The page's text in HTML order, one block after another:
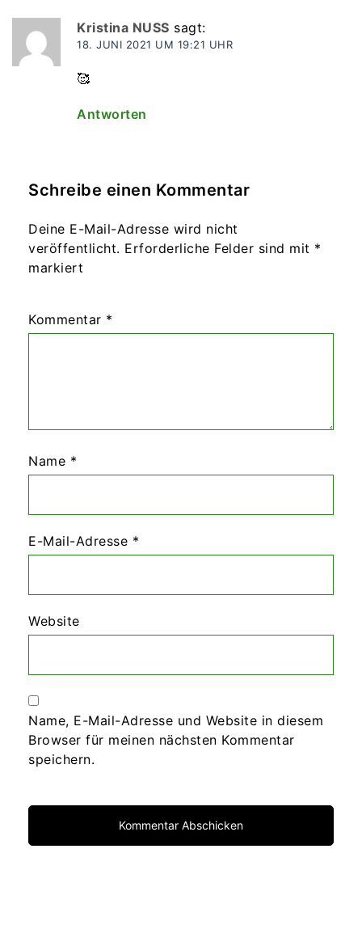
Kristina NUSS sagt:
18. JUNI 2021 UM 19:21 UHR
🥰
Antworten
Schreibe einen Kommentar
Deine E-Mail-Adresse wird nicht
veröffentlicht. Erforderliche Felder sind mit *
markiert
Kommentar *
Name *
E-Mail-Adresse *
Website
Name, E-Mail-Adresse und Website in diesem
Browser für meinen nächsten Kommentar
speichern.